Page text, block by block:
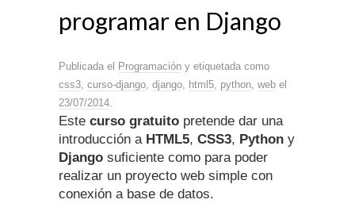
programar en Django
Publicada el Programación y etiquetada como
css3 curso-django django html5 python web el
23/07/2014
Este curso gratuito pretende dar una
introducción a HTML5, CSS3, Python y
Django suficiente como para poder
realizar un proyecto web simple con
conexión a base de datos.